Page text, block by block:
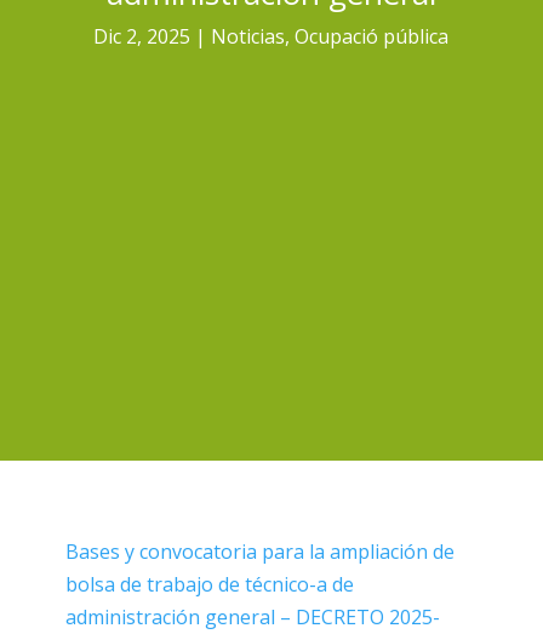
Dic 2, 2025 Noticias,Ocupació pública
Bases y convocatoria para la ampliación de
bolsa de trabajo de técnico-a de
administración general – DECRETO 2025-